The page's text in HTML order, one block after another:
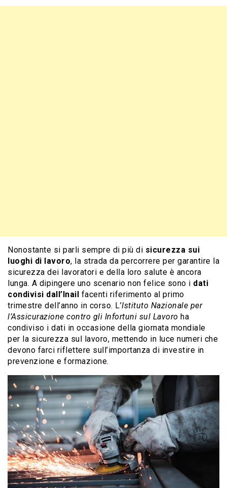
Nonostante si parli sempre di più di sicurezza sui
luoghi di lavoro, la strada da percorrere per garantire la
sicurezza dei lavoratori e della loro salute è ancora
lunga. A dipingere uno scenario non felice sono i dati
condivisi dall’Inail facenti riferimento al primo
trimestre dell’anno in corso. L’Istituto Nazionale per
l’Assicurazione contro gli Infortuni sul Lavoro ha
condiviso i dati in occasione della giornata mondiale
per la sicurezza sul lavoro, mettendo in luce numeri che
devono farci riflettere sull’importanza di investire in
prevenzione e formazione.